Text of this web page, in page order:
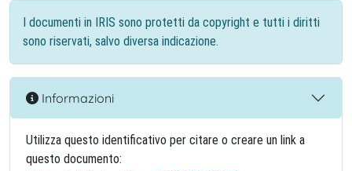
I documenti in IRIS sono protetti da copyright e tutti i diritti
sono riservati, salvo diversa indicazione.
Informazioni
Utilizza questo identificativo per citare o creare un link a
questo documento: